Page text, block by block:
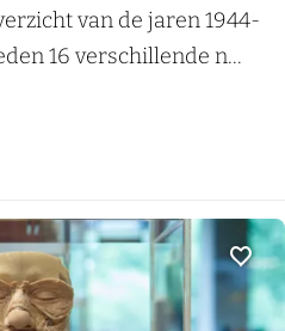
van de jaren 1944-
16 verschillende n...